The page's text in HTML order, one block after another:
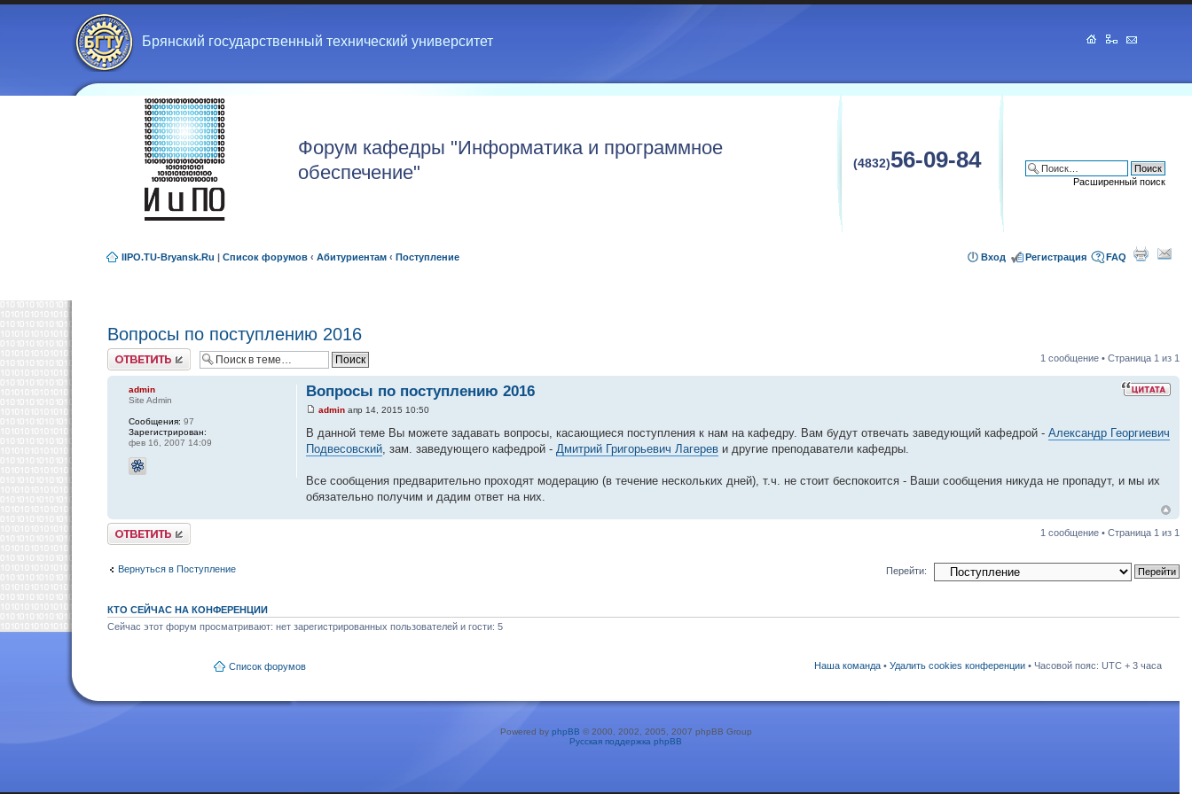
Брянский государственный технический университет
Форум кафедры "Информатика и программное
обеспечение"
(4832)56-09-84
Расширенный поиск
IIPO.TU-Bryansk.Ru | Список форумов ‹ Абитуриентам ‹ Поступление FAQ
Регистрация
Вход
Вопросы по поступлению 2016
Ответить 1 сообщение • Страница 1 из 1
Вопросы по поступлению 2016
admin апр 14, 2015 10:50
В данной теме Вы можете задавать вопросы, касающиеся поступления к нам на кафедру. Вам будут отвечать заведующий кафедрой -Александр Георгиевич
Подвесовский, зам. заведующего кафедрой -Дмитрий Григорьевич Лагерев и другие преподаватели кафедры.
Все сообщения предварительно проходят модерацию (в течение нескольких дней), т.ч. не стоит беспокоится - Ваши сообщения никуда не пропадут, и мы их
обязательно получим и дадим ответ на них.
admin
Site Admin
Сообщения: 97
Зарегистрирован:
фев 16, 2007 14:09
Ответить 1 сообщение • Страница 1 из 1
Вернуться в Поступление Перейти:
КТО СЕЙЧАС НА КОНФЕРЕНЦИИ
Сейчас этот форум просматривают: нет зарегистрированных пользователей и гости: 5
Список форумов Наша команда • Удалить cookies конференции • Часовой пояс: UTC + 3 часа
Powered by phpBB © 2000, 2002, 2005, 2007 phpBB Group
Русская поддержка phpBB